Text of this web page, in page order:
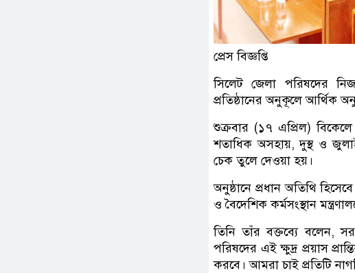
প্রেস বিজ্ঞপ্তি
সিলেট জেলা পরিষদের
প্রতিষ্ঠানের অনুকূলে আর্থিক
শুক্রবার (১৭ এপ্রিল)
শতাধিক অসহায়, দুস্থ ও
চেক তুলে দেওয়া হয়।
অনুষ্ঠানে প্রধান অতিথি
ও বৈদেশিক কর্মসংস্থান
তিনি তাঁর বক্তব্যে বলেন,
পরিষদের এই ক্ষুদ্র প্রয়াস
করবে। আমরা চাই প্রতিটি